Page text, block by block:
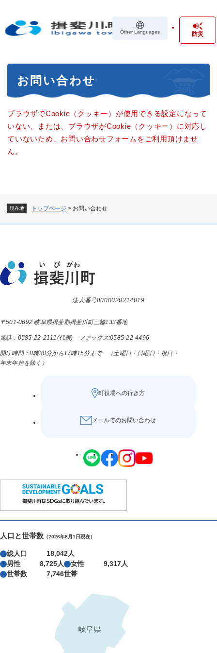
の
Other Languages 防災
現在地 トップページ > お問い合わせ
お問い合わせ
ブラウザでCookie（クッキー）が使用できる設定になって
いない、または、ブラウザがCookie（クッキー）に対応し
ていないため、お問い合わせフォームをご利用頂けませ
ん。
法人番号8000020214019
〒501-0692 岐阜県揖斐郡揖斐川町三輪133番地
電話：0585-22-2111(代表) ファックス:0585-22-4496
開庁時間：8時30分から17時15分まで （土曜日・日曜日・祝日・
年末年始を除く）
町役場への行き方
メールでのお問い合わせ
人口と世帯数 （2026年8月1日現在）
総人口
18,042人
男性
8,725人 女性
9,317人
世帯数
7,746世帯